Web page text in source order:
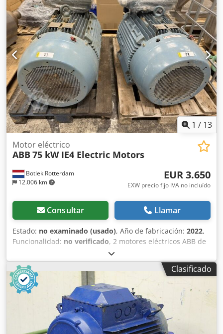
ADL, potencia nominal: 253 kW, 1 unidad ABB 3GBA
282260-ADF, potencia nominal: 200 kW, 1 unidad ABB
3GBA 282260-ADF, 1 unidad ABB 3GBA 312240-ADM 701,
potencia nominal: 172 kW, 1 unidad ABB 3GBP 282410-
ADM, 3 unidades ABB 3GBP 312810-ADL. Es posible
realizar una inspección en las instalaciones.
Dwodpozpyxvefx Aipsa
1 / 13
Botlek Rotterdam
12.006 km
Motor eléctrico
ABB 75 kW IE4 Electric Motors
EUR 3.650
EXW precio fijo IVA no incluído
Consultar Llamar
Estado: no examinado (usado), Año de fabricación: 2022,
Funcionalidad: no verificado, 2 motores eléctricos ABB de
75 kW, clase IE4, modelo M3BP280SMC4 | 2022 | Eficiencia
Premium | Juego de 2 Motores eléctricos ABB de eficiencia
premium – Juego de 2 En venta: Dsdpfxjznbuve Aipjwa Dos
motores eléctricos industriales ABB idénticos. Ambos
motores son idénticos y, por lo tanto, se ofrecen como un
juego completo. Apropiados para bombas, compresores,
ventiladores, transportadores y muchas otras aplicaciones
industriales. Ubicados en Róterdam, Países Bajos.
Clasificado